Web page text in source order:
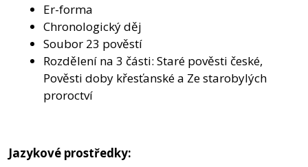
Er-forma
Chronologický děj
Soubor 23 pověstí
Rozdělení na 3 části: Staré pověsti české,
Pověsti doby křesťanské a Ze starobylých
proroctví
Jazykové prostředky: